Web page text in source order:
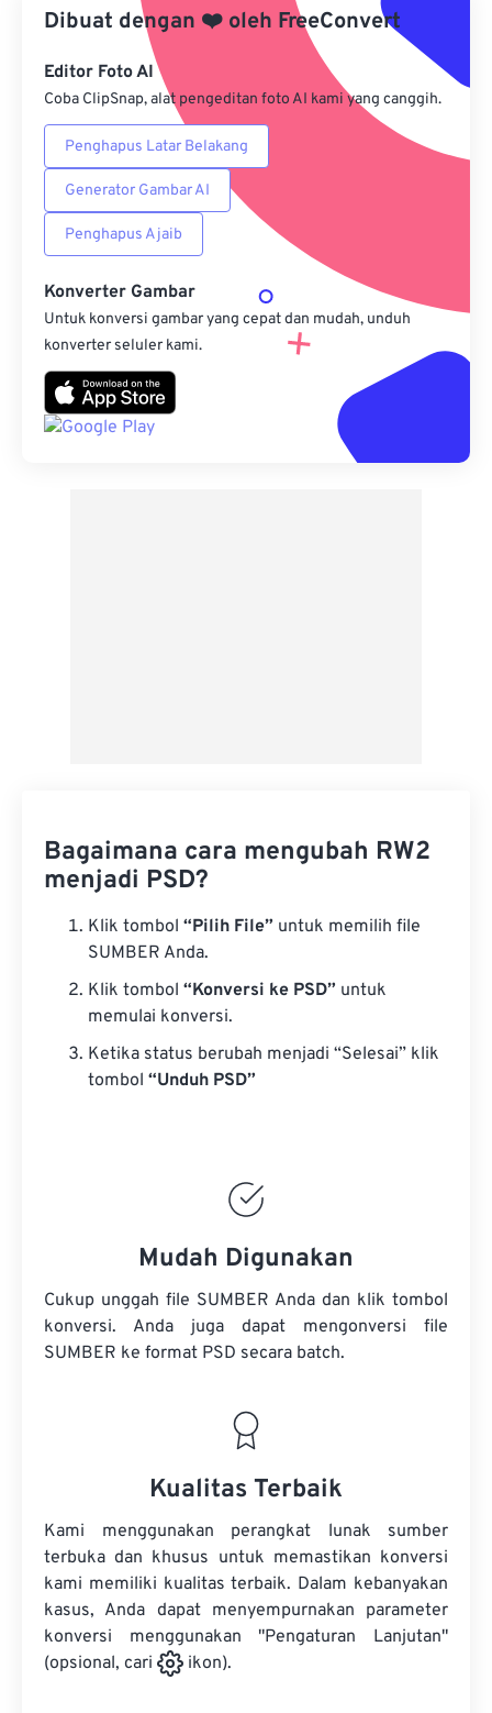
Simpan sebagai Preset
Dibuat dengan ❤️ oleh FreeConvert
Editor Foto AI
Coba ClipSnap, alat pengeditan foto AI kami yang canggih.
Penghapus Latar Belakang
Generator Gambar AI
Penghapus Ajaib
Konverter Gambar
Untuk konversi gambar yang cepat dan mudah, unduh
konverter seluler kami.
Bagaimana cara mengubah RW2
menjadi PSD?
Klik tombol “Pilih File” untuk memilih file
SUMBER Anda.
Klik tombol “Konversi ke PSD” untuk
memulai konversi.
Ketika status berubah menjadi “Selesai” klik
tombol “Unduh PSD”
Mudah Digunakan
Cukup unggah file SUMBER Anda dan klik tombol
konversi. Anda juga dapat mengonversi file
SUMBER ke format PSD secara batch.
Kualitas Terbaik
Kami menggunakan perangkat lunak sumber
terbuka dan khusus untuk memastikan konversi
kami memiliki kualitas terbaik. Dalam kebanyakan
kasus, Anda dapat menyempurnakan parameter
konversi menggunakan "Pengaturan Lanjutan"
(opsional, cari
ikon).